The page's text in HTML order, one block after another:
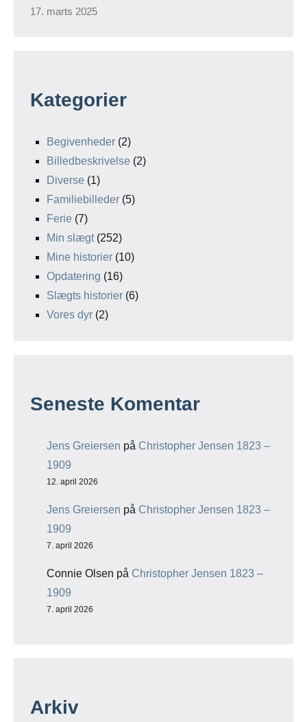
17. marts 2025
Kategorier
Begivenheder (2)
Billedbeskrivelse (2)
Diverse (1)
Familiebilleder (5)
Ferie (7)
Min slægt(252)
Mine historier (10)
Opdatering (16)
Slægts historier (6)
Vores dyr (2)
Seneste Komentar
Jens Greiersen på Christopher Jensen 1823 –
1909
12. april 2026
Jens Greiersen på Christopher Jensen 1823 –
1909
7. april 2026
Connie Olsen på Christopher Jensen 1823 –
1909
7. april 2026
Arkiv